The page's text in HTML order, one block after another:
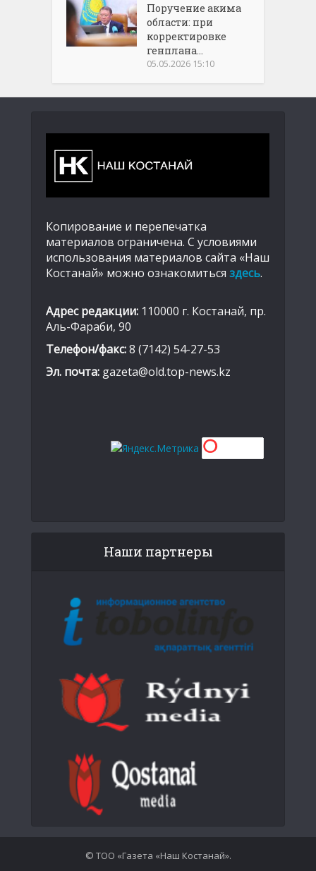
Поручение акима
области: при
корректировке
генплана...
05.05.2026 15:10
Копирование и перепечатка
материалов ограничена. С условиями
использования материалов сайта «Наш
Костанай» можно ознакомиться здесь.
Адрес редакции: 110000 г. Костанай, пр.
Аль-Фараби, 90
Телефон/факс:8 (7142) 54-27-53
Эл. почта: gazeta@old.top-news.kz
Наши партнеры
© ТОО «Газета «Наш Костанай».